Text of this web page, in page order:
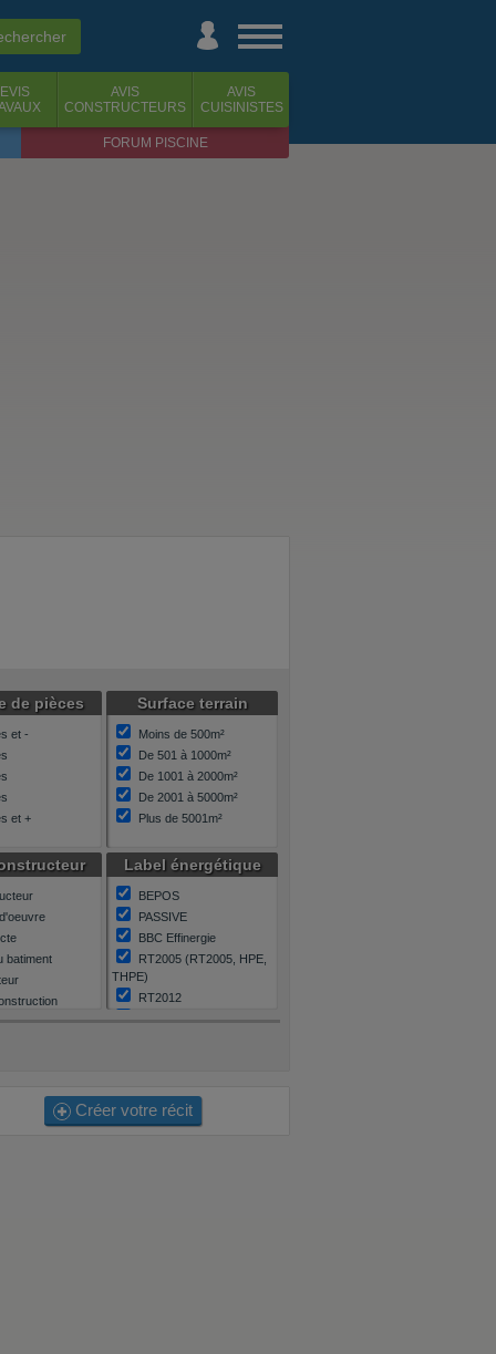
AVIS
CONSTRUCTEURS
AVIS
CUISINISTES
FORUM PISCINE
de pièces
et -
et +
Surface terrain
Moins de 500m²
De 501 à 1000m²
De 1001 à 2000m²
De 2001 à 5000m²
Plus de 5001m²
batiment
Label énergétique
BEPOS
PASSIVE
BBC Effinergie
RT2005 (RT2005, HPE,
THPE)
RT2012
Aucune
Créer votre récit